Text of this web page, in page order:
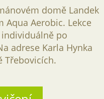
domě Landek
Aqua Aerobic. Lekce
individuálně po
adrese Karla Hynka
Třebovicích.